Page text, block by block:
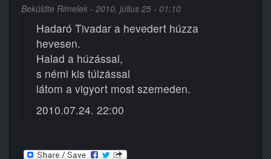
Beküldte Rimelek - 2010, július 25 - 01:10
Hadaró Tivadar a hevedert húzza
hevesen.
Halad a húzással,
s némi kis túlzással
látom a vigyort most szemeden.
2010.07.24. 22:00